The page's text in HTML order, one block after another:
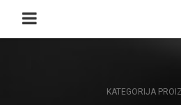
Naslovna
KATEGORIJA